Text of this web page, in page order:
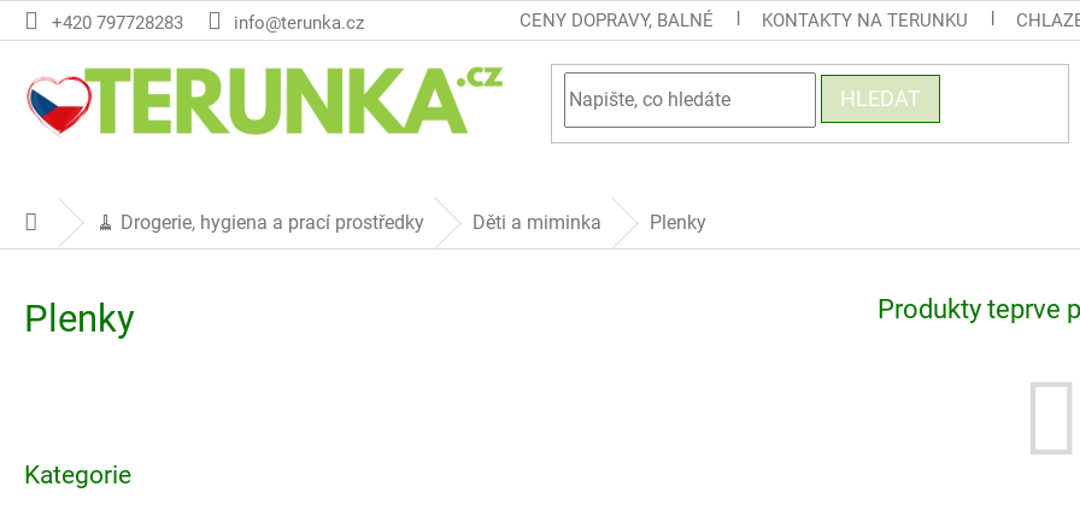
Přejít
na
+420 797728283 info@terunka.cz CENY DOPRAVY, BALNÉ KONTAKTY NA TERUNKU
HLEDAT
Domů 🧹 Drogerie, hygiena a prací prostředky Děti a miminka Plenky
Plenky
kategorie
Kategorie
Produkty teprve